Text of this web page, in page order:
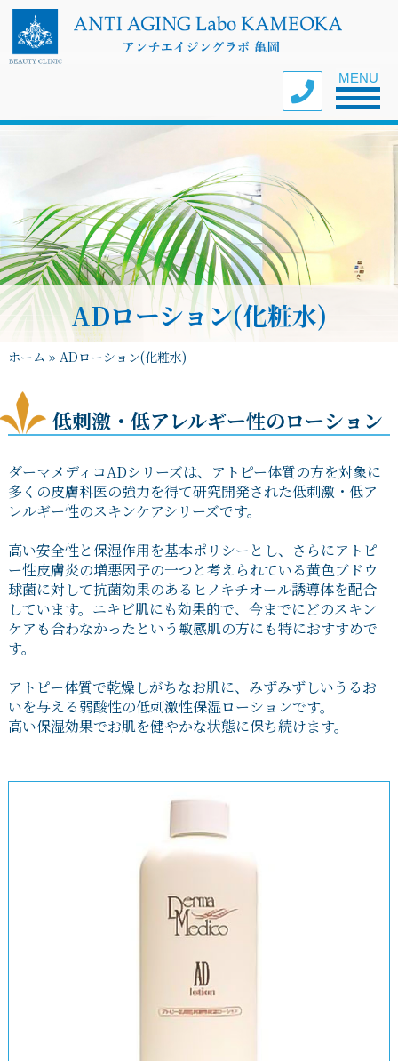
Toggle
MENU
ADローション(化粧水)
ホーム » ADローション(化粧水)
低刺激・低アレルギー性のローション
ダーマメディコADシリーズは、アトピー体質の方を対象に
多くの皮膚科医の強力を得て研究開発された低刺激・低ア
レルギー性のスキンケアシリーズです。
高い安全性と保湿作用を基本ポリシーとし、さらにアトピ
ー性皮膚炎の増悪因子の一つと考えられている黄色ブドウ
球菌に対して抗菌効果のあるヒノキチオール誘導体を配合
しています。ニキビ肌にも効果的で、今までにどのスキン
ケアも合わなかったという敏感肌の方にも特におすすめで
す。
アトピー体質で乾燥しがちなお肌に、みずみずしいうるお
いを与える弱酸性の低刺激性保湿ローションです。
高い保湿効果でお肌を健やかな状態に保ち続けます。